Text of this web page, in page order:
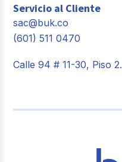
Servicio al Cliente
sac@buk.co
(601) 511 0470
Calle 94 # 11-30, Piso